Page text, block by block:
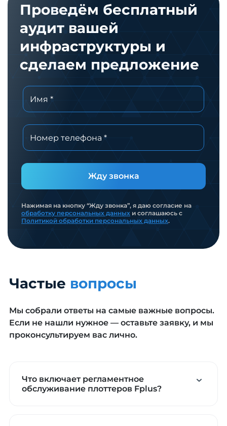
Проведём бесплатный
аудит вашей
инфраструктуры и
сделаем предложение
Жду звонка
Нажимая на кнопку “Жду звонка”, я даю согласие на
обработку персональных данных и соглашаюсь с
Политикой обработки персональных данных.
Частые вопросы
Мы собрали ответы на самые важные вопросы.
Если не нашли нужное — оставьте заявку, и мы
проконсультируем вас лично.
Что включает регламентное
обслуживание плоттеров Fplus?